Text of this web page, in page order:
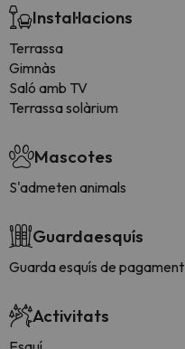
Instal·lacions
Terrassa
Gimnàs
Saló amb TV
Terrassa solàrium
Mascotes
S'admeten animals
Guardaesquís
Guarda esquís de pagament
Activitats